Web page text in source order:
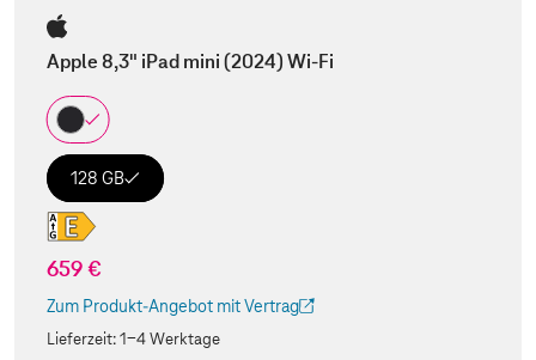
Apple 8,3" iPad mini (2024) Wi-Fi
128 GB
659 €
Zum Produkt-Angebot mit Vertrag
(Der Link wird in einem neuen Tab geöffnet)
Lieferzeit:1-4 Werktage